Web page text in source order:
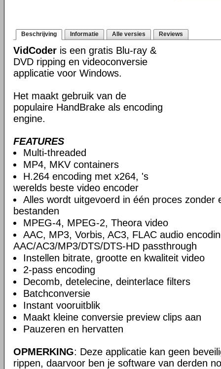
Beschrijving Informatie Alle versies Reviews
VidCoder is een gratis Blu-ray &
DVD ripping en videoconversie
applicatie voor Windows.
Het maakt gebruik van de
populaire HandBrake als encoding
engine.
FEATURES
Multi-threaded
MP4, MKV containers
H.264 encoding met x264, 's
werelds beste video encoder
Alles wordt uitgevoerd in één proces zonder
bestanden
MPEG-4, MPEG-2, Theora video
AAC, MP3, Vorbis, AC3, FLAC audio
AAC/AC3/MP3/DTS/DTS-HD passthrough
Instellen bitrate, grootte en kwaliteit video
2-pass encoding
Decomb, detelecine, deinterlace filters
Batchconversie
Instant vooruitblik
Maakt kleine conversie preview clips aan
Pauzeren en hervatten
OPMERKING: Deze applicatie kan geen
rippen, daarvoor ben je software van derden